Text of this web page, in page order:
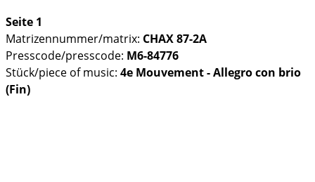
Seite 1
Matrizennummer/matrix: CHAX 87-2A
Presscode/presscode: M6-84776
Stück/piece of music: 4e Mouvement - Allegro con brio
(Fin)